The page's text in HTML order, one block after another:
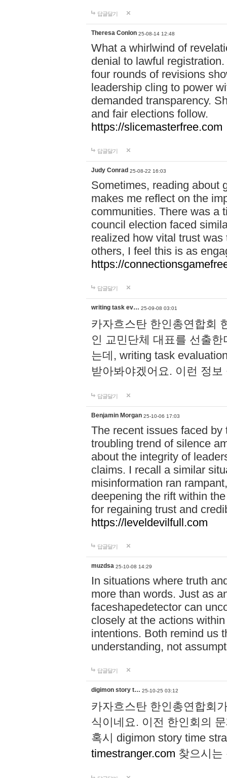
답글달기
Theresa Conlon 25-08-14 12:48
What a whirlwind of
denial to lawful
four rounds of revisions
leadership cling to power
demanded transparency.
and fair elections follow.
https://slicemasterfree.com
답글달기
Judy Conrad 25-08-22 16:03
Sometimes, reading about
makes me reflect on the
communities. There was a
council election faced
realized how vital trust
others, I feel this is as
https://
답글달기
writing task ev… 25-09-08 03:01
카자흐스탄 한인총연합회
인 교민단체 대표를 선출
는데, writing task
받아봐야겠어요. 이런 정
답글달기
Benjamin Morgan 25-10-06 17:03
The recent issues faced
troubling trend of silence
about the integrity of
claims. I recall a similar
misinformation ran
deepening the rift within
for regaining trust and
https://leveldevilfull.com
답글달기
muzdsa 25-10-08 14:29
In situations where truth
more than words. Just as
faceshapedetector can
closely at the actions
intentions. Both remind us
understanding, not
답글달기
digimon story t… 25-10-25 03:12
카자흐스탄 한인총연합회
식이네요. 이전 한인회의
혹시 digimon story time
timestranger.com 찾으시는